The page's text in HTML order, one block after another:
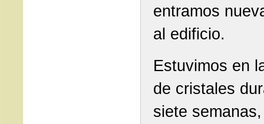
entramos
al edificio.
Estuvimos en
de cristales
siete